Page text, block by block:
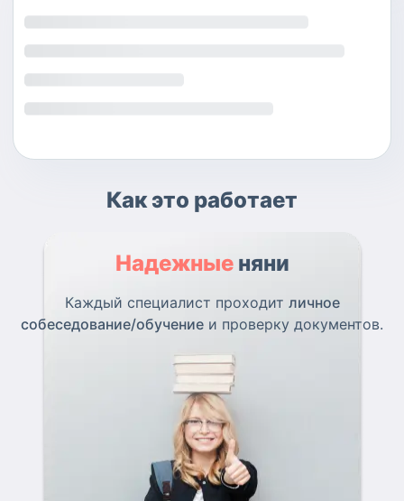
Как это работает
Надежные няни
Каждый специалист проходит личное
собеседование/обучение и проверку документов.